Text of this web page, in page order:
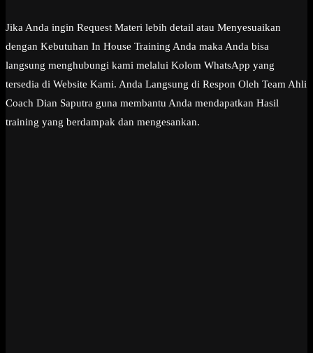
Jika Anda ingin Request Materi lebih detail atau Menyesuaikan
dengan Kebutuhan In House Training Anda maka Anda bisa
langsung menghubungi kami melalui Kolom WhatsApp yang
tersedia di Website Kami. Anda Langsung di Respon Oleh Team Ahli
Coach Dian Saputra guna membantu Anda mendapatkan Hasil
training yang berdampak dan mengesankan.